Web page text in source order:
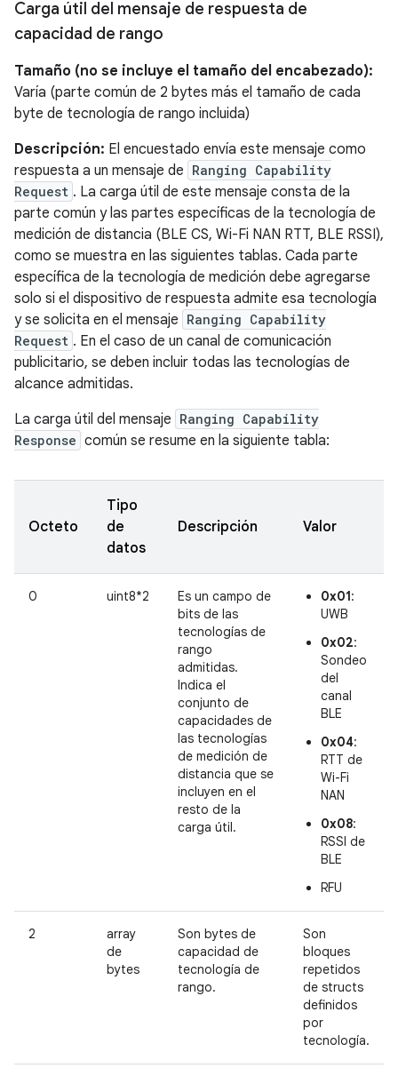
Carga útil del mensaje de respuesta de
capacidad de rango
Tamaño (no se incluye el tamaño del encabezado):
Varía (parte común de 2 bytes más el tamaño de cada
byte de tecnología de rango incluida)
Descripción: El encuestado envía este mensaje como
respuesta a un mensaje de Ranging Capability
Request . La carga útil de este mensaje consta de la
parte común y las partes específicas de la tecnología de
medición de distancia (BLE CS, Wi-Fi NAN RTT, BLE RSSI),
como se muestra en las siguientes tablas. Cada parte
específica de la tecnología de medición debe agregarse
solo si el dispositivo de respuesta admite esa tecnología
y se solicita en el mensaje Ranging Capability
Request . En el caso de un canal de comunicación
publicitario, se deben incluir todas las tecnologías de
alcance admitidas.
La carga útil del mensaje Ranging Capability
Response común se resume en la siguiente tabla:
Octeto
Tipo
de
datos
Descripción Valor
0 uint8*2
Es un campo de
bits de las
tecnologías de
rango
admitidas.
Indica el
conjunto de
capacidades de
las tecnologías
de medición de
distancia que se
incluyen en el
resto de la
carga útil.
0x01:
UWB
0x02:
Sondeo
del
canal
BLE
0x04:
RTT de
Wi-Fi
NAN
0x08:
RSSI de
BLE
RFU
2
array
de
bytes
Son bytes de
capacidad de
tecnología de
rango.
Son
bloques
repetidos
de structs
definidos
por
tecnología.